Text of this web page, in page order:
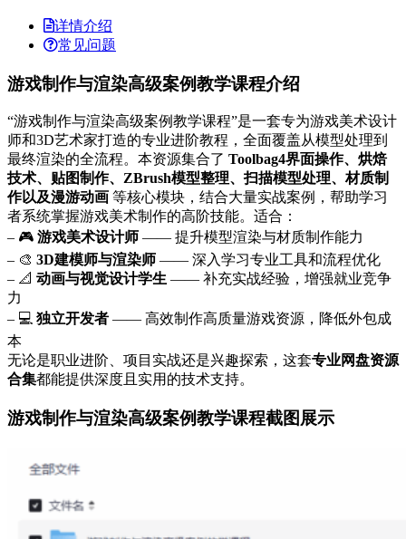
详情介绍
常见问题
游戏制作与渲染高级案例教学课程介绍
“游戏制作与渲染高级案例教学课程”是一套专为游戏美术设计
师和3D艺术家打造的专业进阶教程，全面覆盖从模型处理到
最终渲染的全流程。本资源集合了 Toolbag4界面操作、烘焙
技术、贴图制作、ZBrush模型整理、扫描模型处理、材质制
作以及漫游动画 等核心模块，结合大量实战案例，帮助学习
者系统掌握游戏美术制作的高阶技能。适合：
– 🎮 游戏美术设计师 —— 提升模型渲染与材质制作能力
– 🎨 3D建模师与渲染师 —— 深入学习专业工具和流程优化
– 📐 动画与视觉设计学生 —— 补充实战经验，增强就业竞争
力
– 💻 独立开发者 —— 高效制作高质量游戏资源，降低外包成
本
无论是职业进阶、项目实战还是兴趣探索，这套专业网盘资源
合集都能提供深度且实用的技术支持。
游戏制作与渲染高级案例教学课程截图展示